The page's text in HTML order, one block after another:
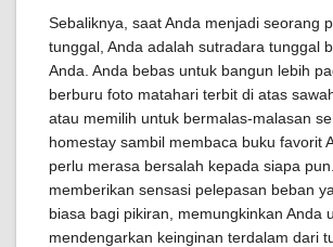
Sebaliknya, saat Anda menjadi seorang
tunggal, Anda adalah sutradara tunggal
Anda. Anda bebas untuk bangun lebih
berburu foto matahari terbit di atas
atau memilih untuk bermalas-malasan
homestay sambil membaca buku favorit
perlu merasa bersalah kepada siapa
memberikan sensasi pelepasan beban
biasa bagi pikiran, memungkinkan Anda
mendengarkan keinginan terdalam dari